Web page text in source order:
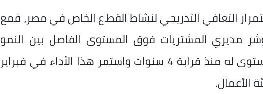
التعافي التدريجي لنشاط القطاع الخاص في مصر، فمع
استقر مؤشر مديري المشتريات فوق المستوى الفاصل بين النمو
والانكماش، مسجلًا أعلى مستوى له منذ قرابة 4 سنوات واستمر هذا الأداء في فبراير
الأعمال.